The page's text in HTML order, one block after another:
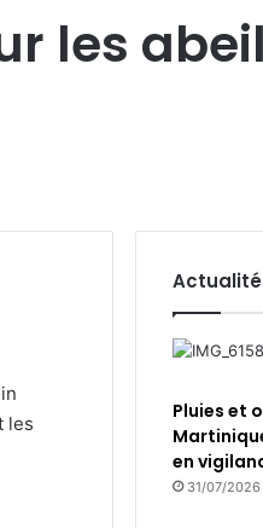
les
les
Pluies et
en
31/07/2026